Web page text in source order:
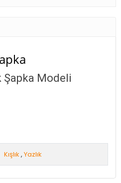
Şapka Modeli
Kışlık , Yazlık